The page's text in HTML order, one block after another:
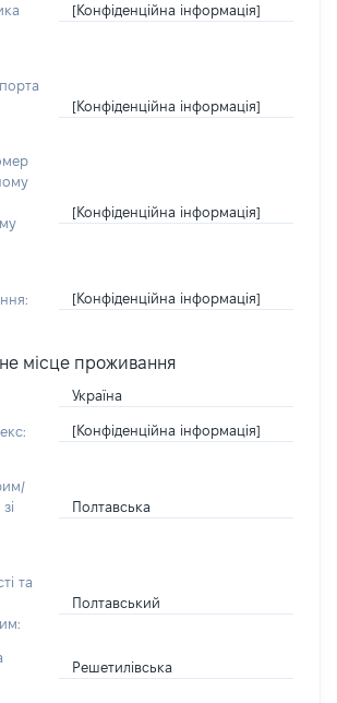
[Конфіденційна інформація]
[Конфіденційна інформація]
[Конфіденційна інформація]
[Конфіденційна інформація]
місце проживання
Україна
[Конфіденційна інформація]
Полтавська
та
Полтавський
Решетилівська